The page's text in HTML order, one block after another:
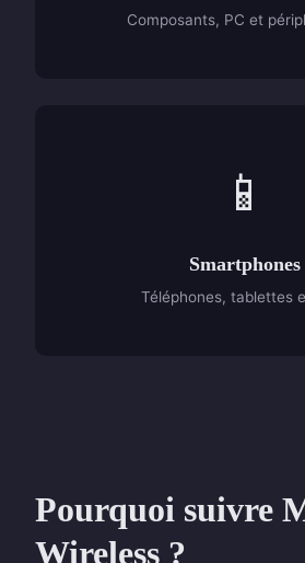
Composants, PC et
📱
Smartphones
Téléphones, tablettes
Pourquoi suivre
Wireless ?